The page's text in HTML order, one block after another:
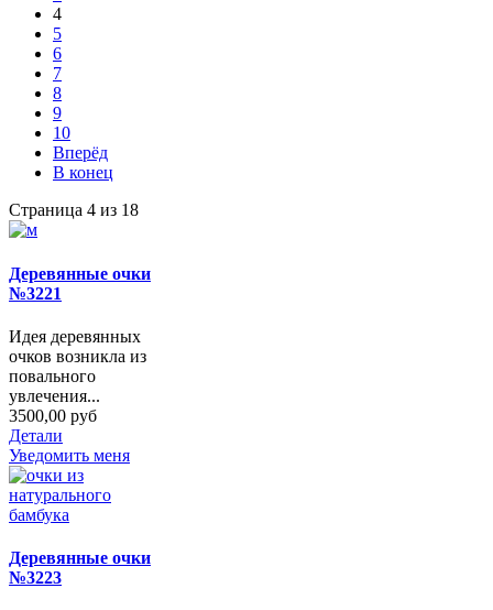
4
5
6
7
8
9
10
Вперёд
В конец
Страница 4 из 18
Деревянные очки
№3221
Идея деревянных
очков возникла из
повального
увлечения...
3500,00 руб
Детали
Уведомить меня
Деревянные очки
№3223